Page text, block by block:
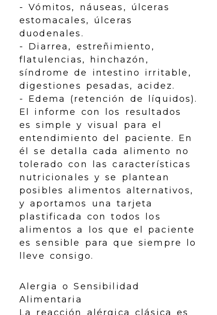
- Vómitos, náuseas, úlceras
estomacales, úlceras
duodenales.
- Diarrea, estreñimiento,
flatulencias, hinchazón,
síndrome de intestino irritable,
digestiones pesadas, acidez.
- Edema (retención de líquidos).
El informe con los resultados
es simple y visual para el
entendimiento del paciente. En
él se detalla cada alimento no
tolerado con las características
nutricionales y se plantean
posibles alimentos alternativos,
y aportamos una tarjeta
plastificada con todos los
alimentos a los que el paciente
es sensible para que siempre lo
lleve consigo.
Alergia o Sensibilidad
Alimentaria
La reacción alérgica clásica es